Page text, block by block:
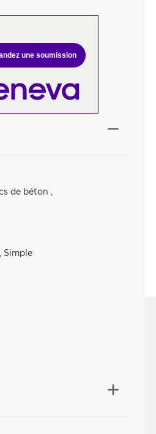
une soumission
de béton ,
, Simple